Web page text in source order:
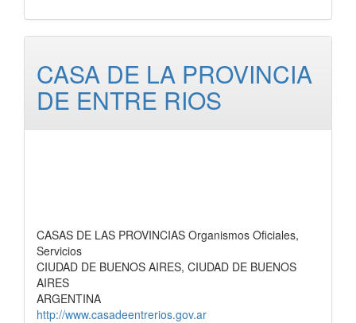
CASA DE LA PROVINCIA
DE ENTRE RIOS
CASAS DE LAS PROVINCIAS Organismos Oficiales,
Servicios
CIUDAD DE BUENOS AIRES, CIUDAD DE BUENOS
AIRES
ARGENTINA
http://www.casadeentrerios.gov.ar